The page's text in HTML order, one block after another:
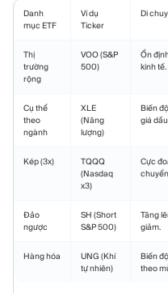
Danh
mục ETF
Ví dụ
Ticker
Di
Thị
trường
rộng
VOO (S&P
500)
Ổn
kinh tế.
Cụ thể
theo
ngành
XLE
(Năng
lượng)
Biến
giá
Kép (3x)
TQQQ
(Nasdaq
x3)
Cực
Đảo
ngược
SH (Short
S&P 500)
Tăng
giảm.
Hàng hóa
UNG (Khí
tự nhiên)
Biến
theo